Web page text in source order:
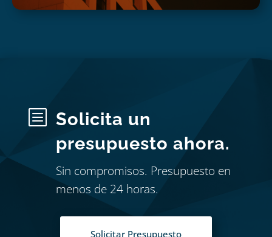
b
Solicita un
presupuesto ahora.
Sin compromisos. Presupuesto en
menos de 24 horas.
Solicitar Presupuesto